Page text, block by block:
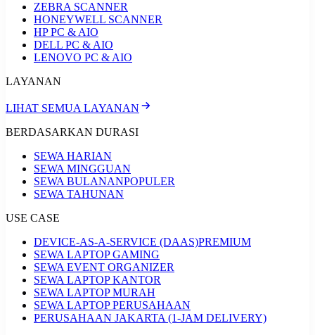
ZEBRA SCANNER
HONEYWELL SCANNER
HP PC & AIO
DELL PC & AIO
LENOVO PC & AIO
LAYANAN
LIHAT SEMUA LAYANAN
BERDASARKAN DURASI
SEWA HARIAN
SEWA MINGGUAN
SEWA BULANANPOPULER
SEWA TAHUNAN
USE CASE
DEVICE-AS-A-SERVICE (DAAS)PREMIUM
SEWA LAPTOP GAMING
SEWA EVENT ORGANIZER
SEWA LAPTOP KANTOR
SEWA LAPTOP MURAH
SEWA LAPTOP PERUSAHAAN
PERUSAHAAN JAKARTA (1-JAM DELIVERY)